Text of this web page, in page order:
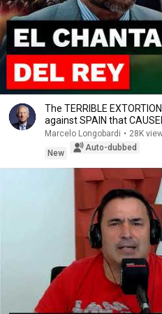
The TERRIBLE
against SPAIN that
Marcelo Longobardi • 28K
New
Auto-dubbed